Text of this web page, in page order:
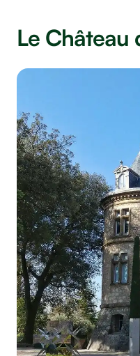
Le Château